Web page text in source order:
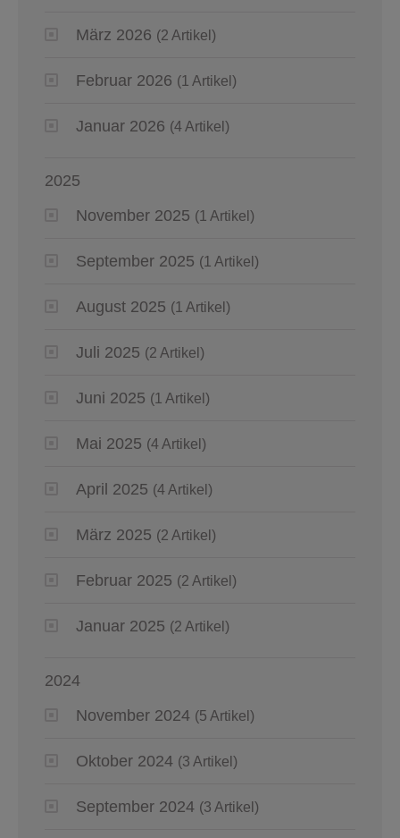
März 2026 (2 Artikel)
Februar 2026 (1 Artikel)
Januar 2026 (4 Artikel)
2025
November 2025 (1 Artikel)
September 2025 (1 Artikel)
August 2025 (1 Artikel)
Juli 2025 (2 Artikel)
Juni 2025 (1 Artikel)
Mai 2025 (4 Artikel)
April 2025 (4 Artikel)
März 2025 (2 Artikel)
Februar 2025 (2 Artikel)
Januar 2025 (2 Artikel)
2024
November 2024 (5 Artikel)
Oktober 2024 (3 Artikel)
September 2024 (3 Artikel)